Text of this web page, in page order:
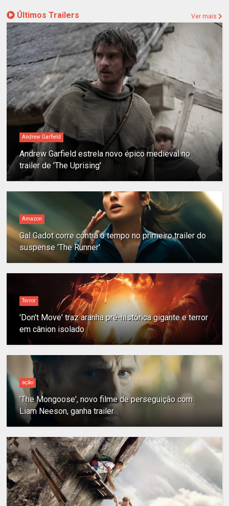
Últimos Trailers Ver mais
Andrew Garfield
Andrew Garfield estrela novo épico medieval no
trailer de 'The Uprising'
Amazon
Gal Gadot corre contra o tempo no primeiro trailer do
suspense 'The Runner'
Terror
'Don't Move' traz aranha pré-histórica gigante e terror
em cânion isolado
ação
'The Mongoose', novo filme de perseguição com
Liam Neeson, ganha trailer